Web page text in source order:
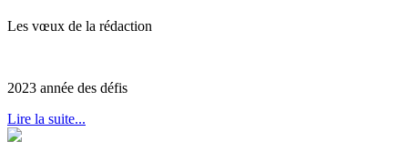
Les vœux de la rédaction
2023 année des défis
Lire la suite...